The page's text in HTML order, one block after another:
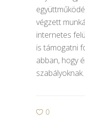
végzett
internetes
is támogatni
abban, hogy
szabályoknak.
0